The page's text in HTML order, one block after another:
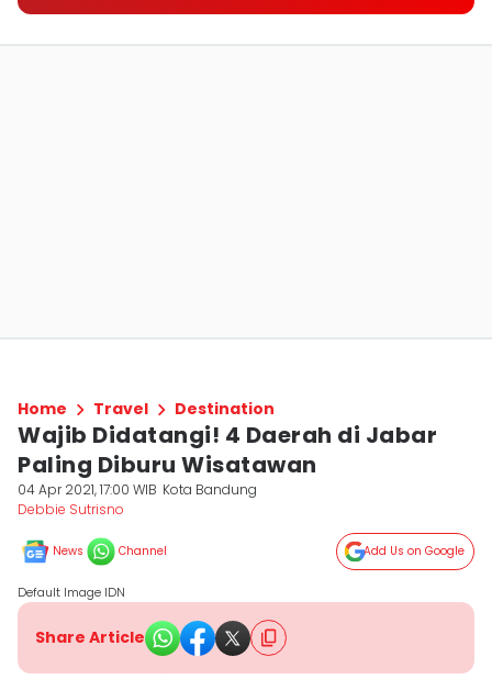
Home Travel Destination
Wajib Didatangi! 4 Daerah di Jabar
Paling Diburu Wisatawan
04 Apr 2021, 17:00 WIB Kota Bandung
Debbie Sutrisno
News Channel Add Us on Google
Default Image IDN
Share Article